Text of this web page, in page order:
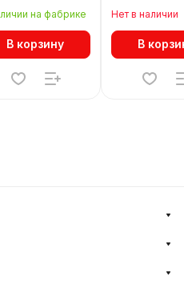
на фабрике
В корзину
02B
Нет в наличии
В